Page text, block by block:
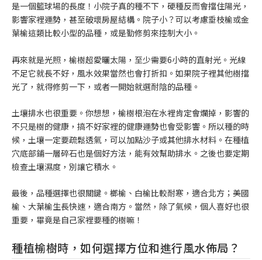
是一個籃球場的長度！小院子真的種不下，硬種反而會擋住陽光，
影響家裡運勢，甚至破壞房屋結構。院子小？可以考慮垂枝榆或金
葉榆這類比較小型的品種，或是勤修剪來控制大小。
再來就是光照，榆樹超愛曬太陽，至少需要6小時的直射光。光線
不足它就長不好，風水效果當然也會打折扣。如果院子裡其他樹擋
光了，就得修剪一下，或者一開始就選耐陰的品種。
土壤排水也很重要。你想想，榆樹根泡在水裡肯定會爛掉，影響的
不只是樹的健康，搞不好家裡的健康運勢也會受影響。所以種的時
候，土壤一定要疏鬆透氣，可以加點沙子或其他排水材料。在種植
穴底部鋪一層碎石也是個好方法，能有效幫助排水。之後也要定期
檢查土壤濕度，別讓它積水。
最後，品種選擇也很關鍵。榔榆、白榆比較耐寒，適合北方；美國
榆、大葉榆生長快速，適合南方。當然，除了氣候，個人喜好也很
重要，畢竟是自己家裡要種的樹嘛！
種植榆樹時，如何選擇方位和進行風水佈局？